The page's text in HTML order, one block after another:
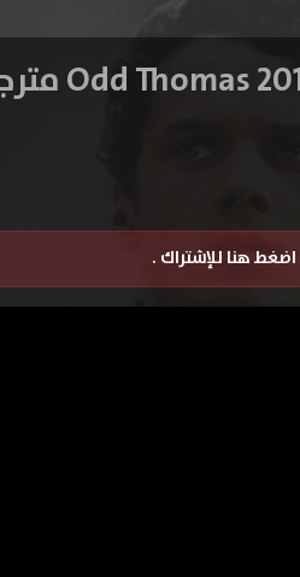
اضغط هنا للإشتراك .